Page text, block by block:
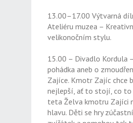
13.00–17.00 Výtvarná
Ateliéru muzea –
velikonočním stylu.
15.00 – Divadlo Kordula
pohádka aneb o
Zajíce. Kmotr Zajíc chce
nejlepší, ať to stojí, co to
teta Želva kmotru Zajíci
hlavu. Děti se hry